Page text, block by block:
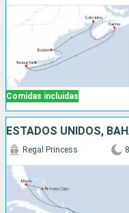
Comidas incluidas
Regal Princess